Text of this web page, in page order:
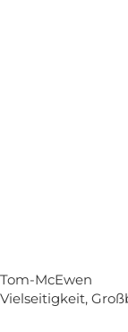
Tom-McEwen
Vielseitigkeit,